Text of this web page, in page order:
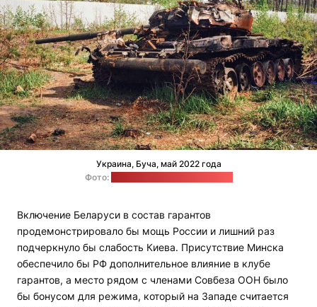
Украина, Буча, май 2022 года
Фото:
Включение Беларуси в состав гарантов
продемонстрировало бы мощь России и лишний раз
подчеркнуло бы слабость Киева. Присутствие Минска
обеспечило бы РФ дополнительное влияние в клубе
гарантов, а место рядом с членами Совбеза ООН было
бы бонусом для режима, который на Западе считается